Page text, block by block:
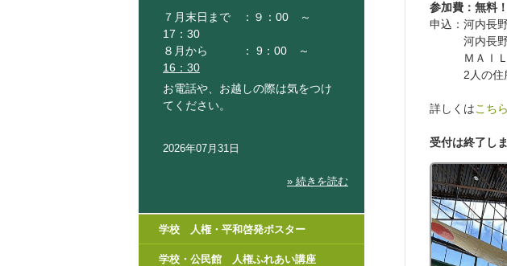
参加費：無料
申込：河内長
河内長野市
ＭＡＩＬ（
2人の住所
詳しくはこち
受付は終了しま
７月末日まで ：９：00 ～
17：30
８月から ： 9：00 ～
16：30
お電話や、お越しの際は気をつけ
てください。
2026年07月31日
» 続きを読む
学校 人権・平和啓発ポスター
学校・公民館 人権ふれあい講座